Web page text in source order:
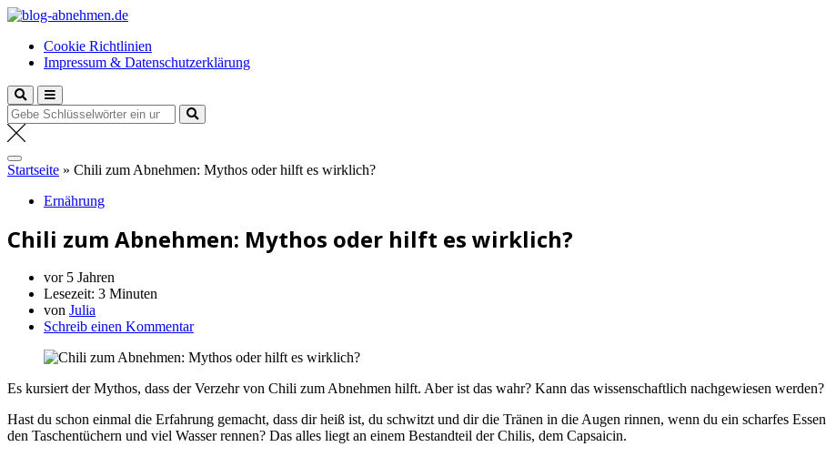
Zum
springen
Deine Fitness Expertin
Cookie Richtlinien
Impressum & Datenschutzerklärung
Suche
nach:
Startseite » Chili zum Abnehmen: Mythos oder hilft es wirklich?
Ernährung
Chili zum Abnehmen: Mythos oder hilft es wirklich?
vor 5 Jahren
Lesezeit: 3 Minuten
von Julia
Schreib einen Kommentar
Es kursiert der Mythos, dass der Verzehr von Chili zum Abnehmen hilft. Aber ist das wahr? Kann das wissenschaftlich nachgewiesen
Hast du schon einmal die Erfahrung gemacht, dass dir heiß ist, du schwitzt und dir die Tränen in die Augen rinnen, wenn du ein scharfes
den Taschentüchern und viel Wasser rennen? Das alles liegt an einem Bestandteil der Chilis, dem Capsaicin.